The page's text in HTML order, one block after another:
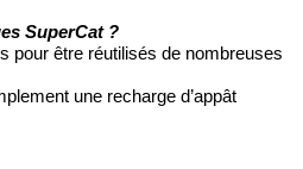
SuperCat ?
pour être réutilisés de nombreuses
une recharge d’appât